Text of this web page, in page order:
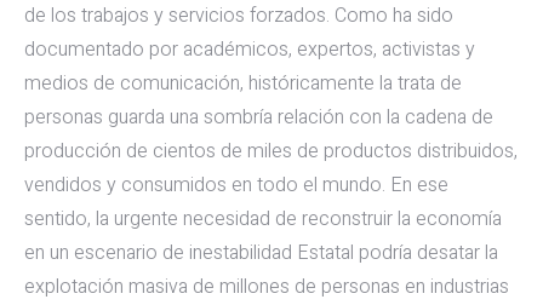
de los trabajos y servicios forzados. Como ha sido
documentado por académicos, expertos, activistas y
medios de comunicación, históricamente la trata de
personas guarda una sombría relación con la cadena de
producción de cientos de miles de productos distribuidos,
vendidos y consumidos en todo el mundo. En ese
sentido, la urgente necesidad de reconstruir la economía
en un escenario de inestabilidad Estatal podría desatar la
explotación masiva de millones de personas en industrias